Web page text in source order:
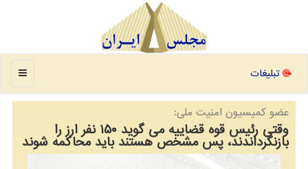
منو تبلیغات
عضو كمیسیون امنیت ملی:
وقتی رئیس قوه قضاییه می گوید ۱۵۰ نفر ارز را
بازنگرداندند، پس مشخص هستند باید محاکمه شوند